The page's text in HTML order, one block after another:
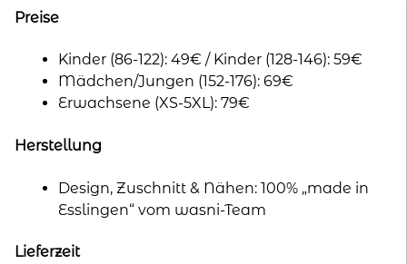
Preise
Kinder (86-122): 49€ / Kinder (128-146): 59€
Mädchen/Jungen (152-176): 69€
Erwachsene (XS-5XL): 79€
Herstellung
Design, Zuschnitt & Nähen: 100% „made in
Esslingen“ vom wasni-Team
Lieferzeit